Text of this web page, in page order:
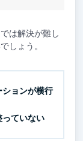
は解決が難し
しょう。
ョンが横行
ていない